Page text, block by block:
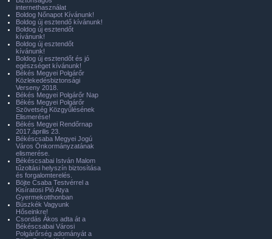
internethasználat
Boldog Nőnapot Kívánunk!
Boldog új esztendő kívánunk!
Boldog új esztendőt
kívánunk!
Boldog új esztendőt
kívánunk!
Boldog új esztendőt és jó
egészséget kívánunk!
Békés Megyei Polgárőr
Közlekedésbiztonsági
Verseny 2018.
Békés Megyei Polgárőr Nap
Békés Megyei Polgárőr
Szövetség Közgyűlésének
Elismerése!
Békés Megyei Rendőrnap
2017.április 23.
Békéscsaba Megyei Jogú
Város Önkormányzatának
elismerése.
Békéscsabai István Malom
tűzoltási helyszín biztosítása
és forgalomterelés.
Böjte Csaba Testvérrel a
Kisíratosi Pió Atya
Gyermekotthonban
Büszkék Vagyunk
Hőseinkre!
Csordás Ákos adta át a
Békéscsabai Városi
Polgárőrség adományát a